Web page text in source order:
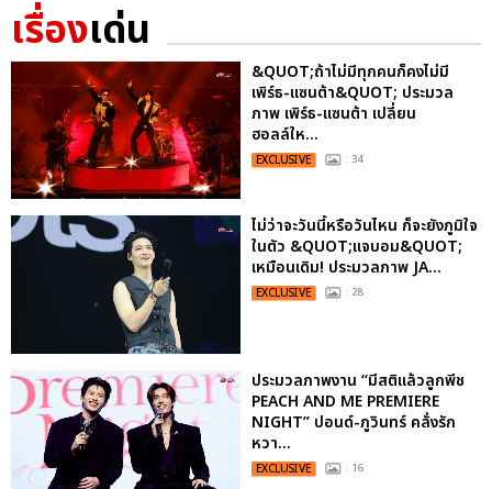
เรื่องเด่น
&QUOT;ถ้าไม่มีทุกคนก็คงไม่มี
เพิร์ธ-แซนต้า&QUOT; ประมวล
ภาพ เพิร์ธ-แซนต้า เปลี่ยน
ฮอลล์ให...
EXCLUSIVE : 34
ไม่ว่าจะวันนี้หรือวันไหน ก็จะยังภูมิใจ
ในตัว &QUOT;แจบอม&QUOT;
เหมือนเดิม! ประมวลภาพ JA...
EXCLUSIVE : 28
ประมวลภาพงาน “มีสติแล้วลูกพีช
PEACH AND ME PREMIERE
NIGHT” ปอนด์-ภูวินทร์ คลั่งรัก
หวา...
EXCLUSIVE : 16